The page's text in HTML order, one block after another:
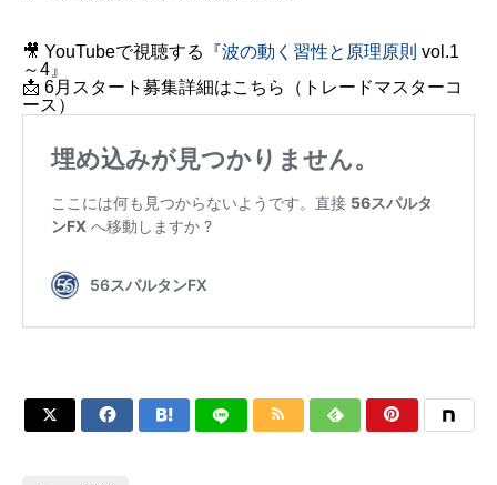
🎥 YouTubeで視聴する『波の動く習性と原理原則 vol.1
～4 』
📩 6月スタート募集詳細はこちら（トレードマスターコ
ース）
     